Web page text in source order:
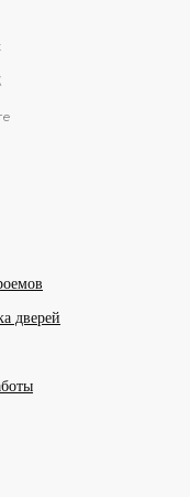
дверей